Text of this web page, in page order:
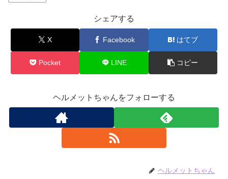
シェアする
X Facebook はてブ
Pocket LINE コピー
ヘルメットちゃんをフォローする
ヘルメットちゃん